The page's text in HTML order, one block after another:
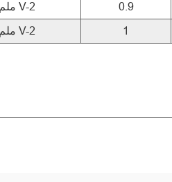
1.6 ملم V-2 0.9
3.2 ملم V-2 1